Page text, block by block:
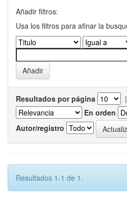
Añadir filtros:
Usa los filtros para afinar la
Resultados por página |
En orden
Autor/registro
Resultados 1-1 de 1.